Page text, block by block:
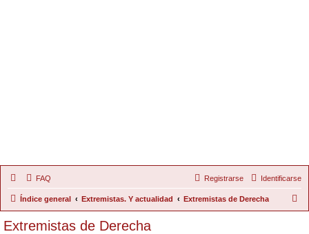
FAQ Identificarse
Registrarse
Índice general Extremistas. Y actualidad Extremistas de Derecha
Extremistas de Derecha